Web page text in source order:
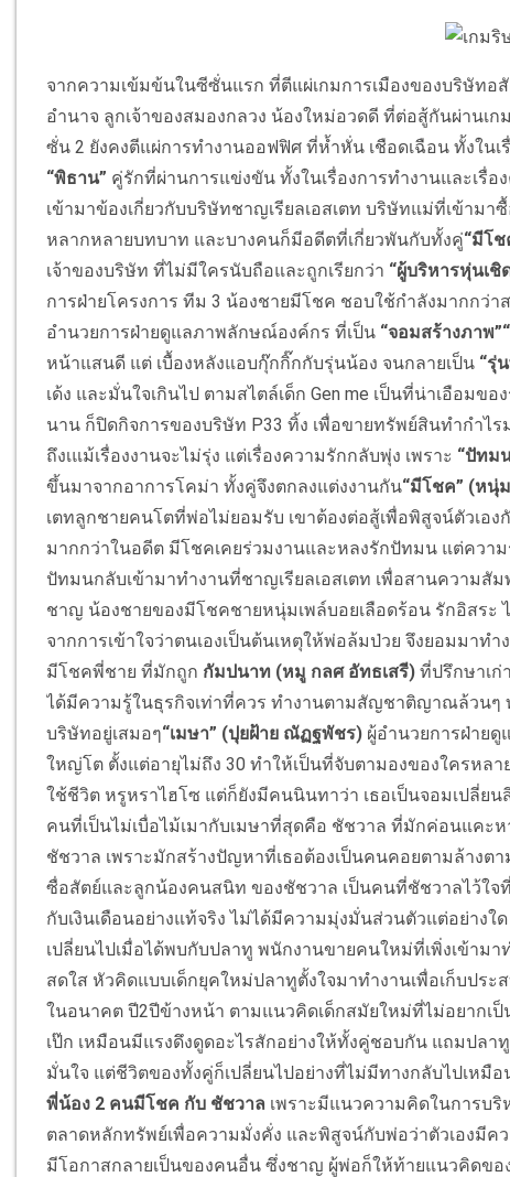
จากความเข้มข้นในซีซั่นแรก ที่ตีแผ่เกมการเมืองของบริษัทอ
อำนาจ ลูกเจ้าของสมองกลวง น้องใหม่อวดดี ที่ต่อสู้กันผ่านเ
ซั่น 2 ยังคงตีแผ่การทำงานออฟฟิศ ที่ห้ำหั่น เชือดเฉือน ทั้งในเ
“พิธาน” คู่รักที่ผ่านการแข่งขัน ทั้งในเรื่องการทำงานและเรื่
เข้ามาข้องเกี่ยวกับบริษัทชาญเรียลเอสเตท บริษัทแม่ที่เข้าม
หลากหลายบทบาท และบางคนก็มีอดีตที่เกี่ยวพันกับทั้งคู่“มีโช
เจ้าของบริษัท ที่ไม่มีใครนับถือและถูกเรียกว่า “ผู้บริหารหุ่นเชิ
การฝ่ายโครงการ ทีม 3 น้องชายมีโชค ชอบใช้กำลังมากกว่า
อำนวยการฝ่ายดูแลภาพลักษณ์องค์กร ที่เป็น “จอมสร้างภาพ”
หน้าแสนดี แต่ เบื้องหลังแอบกุ๊กกิ๊กกับรุ่นน้อง จนกลายเป็น “รุ่
เด้ง และมั่นใจเกินไป ตามสไตล์เด็ก Gen me เป็นที่น่าเอือมข
นาน ก็ปิดกิจการของบริษัท P33 ทิ้ง เพื่อขายทรัพย์สินทำกำไ
ถึงเแม้เรื่องงานจะไม่รุ่ง แต่เรื่องความรักกลับพุ่ง เพราะ “ปัทม
ขึ้นมาจากอาการโคม่า ทั้งคู่จึงตกลงแต่งงานกัน“มีโชค” (หนุ่
เตทลูกชายคนโตที่พ่อไม่ยอมรับ เขาต้องต่อสู้เพื่อพิสูจน์ตัวเอ
มากกว่าในอดีต มีโชคเคยร่วมงานและหลงรักปัทมน แต่ควา
ปัทมนกลับเข้ามาทำงานที่ชาญเรียลเอสเตท เพื่อสานความสั
ชาญ น้องชายของมีโชคชายหนุ่มเพล์บอยเลือดร้อน รักอิสระ
จากการเข้าใจว่าตนเองเป็นต้นเหตุให้พ่อล้มป่วย จึงยอมมา
มีโชคพี่ชาย ที่มักถูก กัมปนาท (หมู กลศ อัทธเสรี) ที่ปรึกษาเก่
ได้มีความรู้ในธุรกิจเท่าที่ควร ทำงานตามสัญชาติญาณล้วนๆ
บริษัทอยู่เสมอๆ“เมษา” (ปุยฝ้าย ณัฏฐพัชร) ผู้อำนวยการฝ่าย
ใหญ่โต ตั้งแต่อายุไม่ถึง 30 ทำให้เป็นที่จับตามองของใครห
ใช้ชีวิต หรูหราไฮโซ แต่ก็ยังมีคนนินทาว่า เธอเป็นจอมเปลี่ย
คนที่เป็นไม่เบื่อไม้เมากับเมษาที่สุดคือ ชัชวาล ที่มักค่อนแคะ
ชัชวาล เพราะมักสร้างปัญหาที่เธอต้องเป็นคนคอยตามล้างตา
ซื่อสัตย์และลูกน้องคนสนิท ของชัชวาล เป็นคนที่ชัชวาลไว้ใ
กับเงินเดือนอย่างแท้จริง ไม่ได้มีความมุ่งมั่นส่วนตัวแต่อย่าง
เปลี่ยนไปเมื่อได้พบกับปลาทู พนักงานขายคนใหม่ที่เพิ่งเข้ามา
สดใส หัวคิดแบบเด็กยุคใหม่ปลาทูตั้งใจมาทำงานเพื่อเก็บปร
ในอนาคต ปี2ปีข้างหน้า ตามแนวคิดเด็กสมัยใหม่ที่ไม่อยากเป็
เป๊ก เหมือนมีแรงดึงดูดอะไรสักอย่างให้ทั้งคู่ชอบกัน แถมปลา
มั่นใจ แต่ชีวิตของทั้งคู่ก็เปลี่ยนไปอย่างที่ไม่มีทางกลับไปเหมือ
พี่น้อง 2 คนมีโชค กับ ชัชวาล เพราะมีแนวความคิดในการบ
ตลาดหลักทรัพย์เพื่อความมั่งคั่ง และพิสูจน์กับพ่อว่าตัวเองมี
มีโอกาสกลายเป็นของคนอื่น ซึ่งชาญ ผู้พ่อก็ให้ท้ายแนวคิดขอ